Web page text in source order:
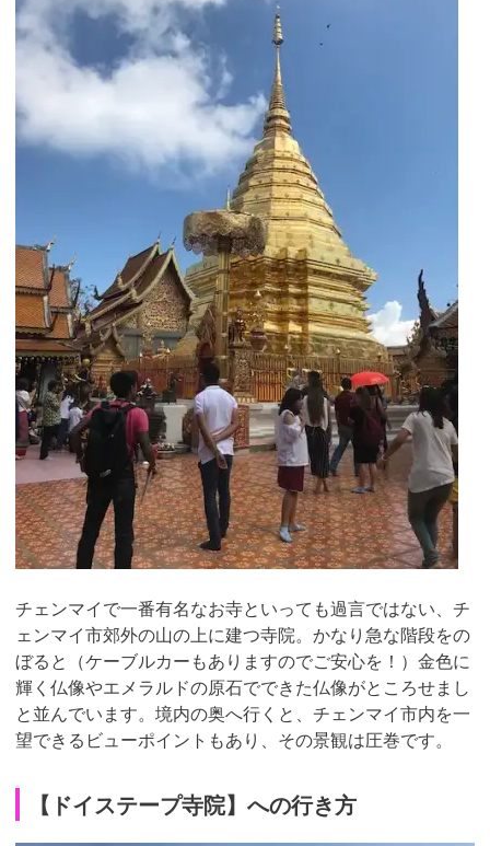
チェンマイで一番有名なお寺といっても過言ではない、チ
ェンマイ市郊外の山の上に建つ寺院。かなり急な階段をの
ぼると（ケーブルカーもありますのでご安心を！）金色に
輝く仏像やエメラルドの原石でできた仏像がところせまし
と並んでいます。境内の奥へ行くと、チェンマイ市内を一
望できるビューポイントもあり、その景観は圧巻です。
【ドイステープ寺院】への行き方